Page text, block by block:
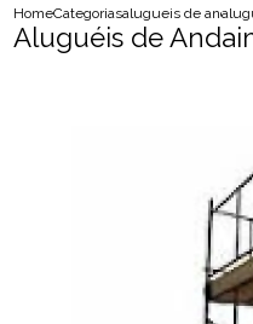
HomeCategoriasalugueis de
Aluguéis de